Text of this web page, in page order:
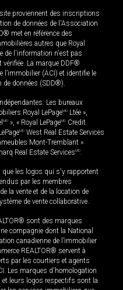
proviennent des inscriptions
de données de l'Association
met en référence des
autres que Royal
de l'information n'est pas
vérifiée. La marque DDF®
(ACI) et identifie le
de données (SDD®).
Les bureaux
Royal LePageMD Ltée »,
MD », « Royal LePageMD Credit
MD West Real Estate Services
Mont-Tremblant »
Real Estate ServicesMD.
les logos qui s'y rapportent
par les membres
la vente et de la location de
de vente collaborative.
sont des marques
compagnie dont la National
canadienne de l’immobilier
REALTOR® servent à
par les courtiers et agents
Les marques d'homologation
leurs logos respectifs sont la